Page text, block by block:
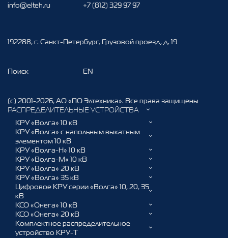
info@elteh.ru +7 (812) 329 97 97
192288, г. Cанкт-Петербург, Грузовой проезд, д. 19
Поиск EN
(c) 2001-2026,АО «ПО Элтехника». Все права защищены
РАСПРЕДЕЛИТЕЛЬНЫЕ УСТРОЙСТВА
КРУ «Волга» 10 кВ
КРУ «Волга» с напольным выкатным
элементом 10 кВ
КРУ «Волга-Н» 10 кВ
КРУ «Волга-М» 10 кВ
КРУ «Волга» 20 кВ
КРУ «Волга» 35 кВ
Цифровое КРУ серии «Волга» 10, 20, 35
кВ
КСО «Онега» 10 кВ
КСО «Онега» 20 кВ
Комплектное распределительное
устройство КРУ-Т